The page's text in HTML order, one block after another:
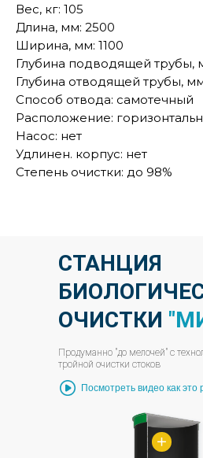
Вес, кг: 105
Длина, мм: 2500
Ширина, мм: 1100
Глубина подводящей трубы,
Глубина отводящей трубы,
Способ отвода: самотечный
Расположение:
Насос: нет
Удлинен. корпус: нет
Степень очистки: до 98%
СТАНЦИЯ
ОЧИСТКИ
Продуманно "до мелочей" с
тройной очистки стоков
Посмотреть видео как это